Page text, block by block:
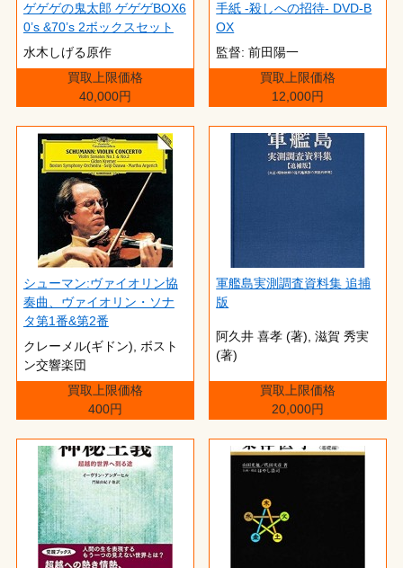
ゲゲゲの鬼太郎 ゲゲゲBOX6
0’s &70’s 2ボックスセット
水木しげる原作
買取上限価格
40,000円
手紙 -殺しへの招待- DVD-B
OX
監督: 前田陽一
買取上限価格
12,000円
シューマン:ヴァイオリン協
奏曲、ヴァイオリン・ソナ
タ第1番&第2番
クレーメル(ギドン), ボスト
ン交響楽団
買取上限価格
400円
軍艦島実測調査資料集 追捕
版
阿久井 喜孝 (著),‎ 滋賀 秀実
(著)
買取上限価格
20,000円